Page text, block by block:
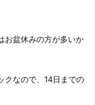
お盆休みの方が多いか
クなので、14日までの